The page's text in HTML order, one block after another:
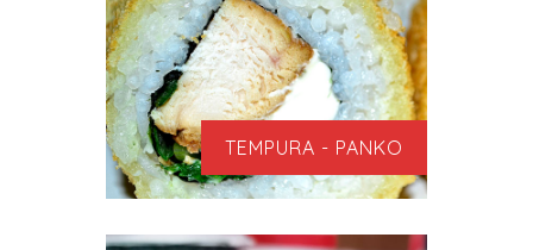
TEMPURA - PANKO